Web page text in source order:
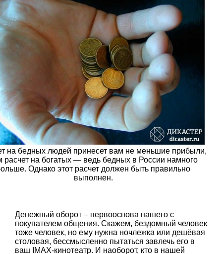
на бедных людей принесет вам не меньшие прибыли,
расчет на богатых — ведь бедных в России намного
Однако этот расчет должен быть правильно
выполнен.
Денежный оборот – первооснова нашего с
покупателем общения. Скажем, бездомный человек
тоже человек, но ему нужна ночлежка или дешёвая
столовая, бессмысленно пытаться завлечь его в
ваш IMAX-кинотеатр. И наоборот, кто в нашей